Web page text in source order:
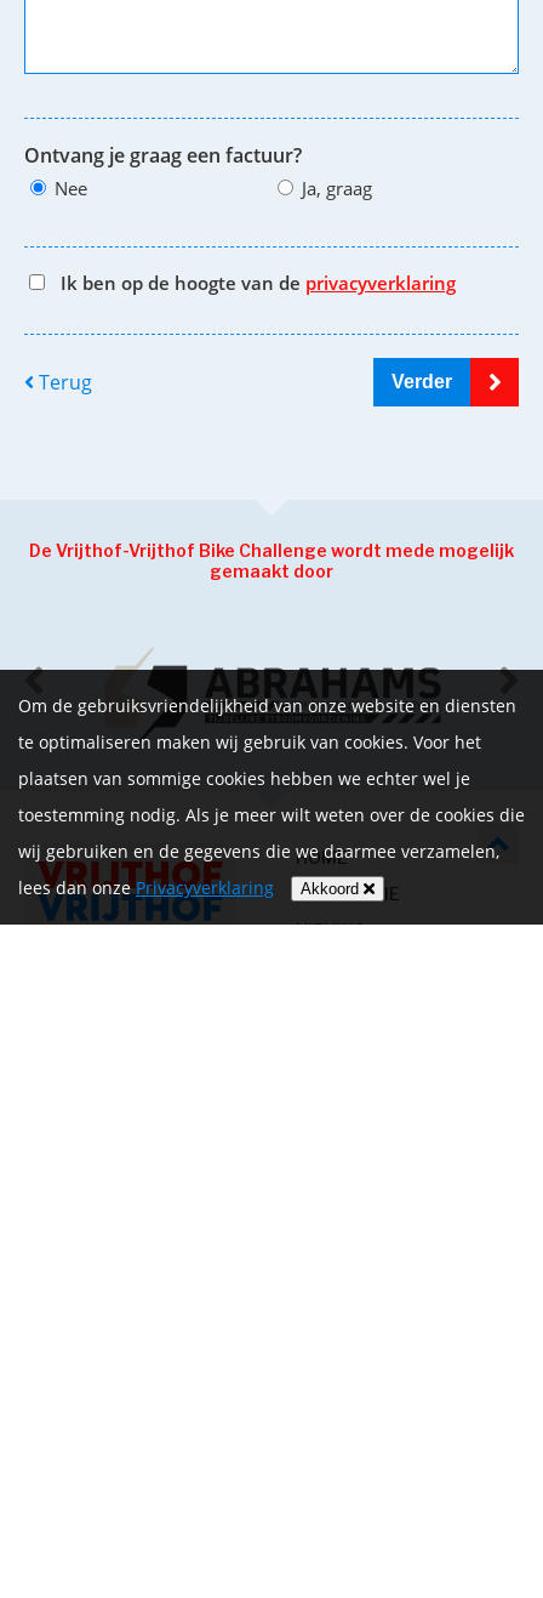
Ontvang je graag een factuur?
Nee Ja, graag
Ik ben op de hoogte van de privacyverklaring
Terug Verder
De Vrijthof-Vrijthof Bike Challenge wordt mede mogelijk
gemaakt door
HOME
INFORMATIE
NIEUWS
Om de gebruiksvriendelijkheid van onze website en diensten
te optimaliseren maken wij gebruik van cookies. Voor het
plaatsen van sommige cookies hebben we echter wel je
toestemming nodig. Als je meer wilt weten over de cookies die
wij gebruiken en de gegevens die we daarmee verzamelen,
lees dan onzePrivacyverklaring Akkoord